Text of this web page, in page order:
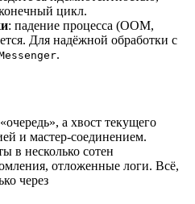
цикл.
: падение процесса (OOM,
Для надёжной обработки с
.
а хвост текущего
и мастер-соединением.
в несколько сотен
отложенные логи. Всё,
через